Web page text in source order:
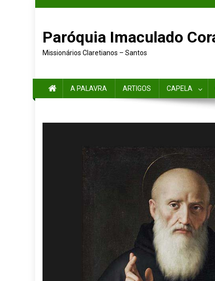
Paróquia Imaculado
Missionários Claretianos – Santos
A PALAVRA ARTIGOS CAPELA